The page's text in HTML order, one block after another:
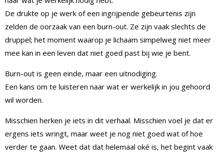
De drukte op je werk of een ingrijpende gebeurtenis zijn
zelden de oorzaak van een burn-out. Ze zijn vaak slechts de
druppel; het moment waarop je lichaam simpelweg niet meer
mee kan in een leven dat niet goed past bij wie je bent.
Burn-out is geen einde, maar een uitnodiging.
Een kans om te luisteren naar wat er werkelijk in jou gehoord
wil worden.
Misschien herken je iets in dit verhaal. Misschien voel je dat er
ergens iets wringt, maar weet je nog niet goed wat of hoe
verder te gaan. Weet dat dat helemaal oké is, het begint vaak